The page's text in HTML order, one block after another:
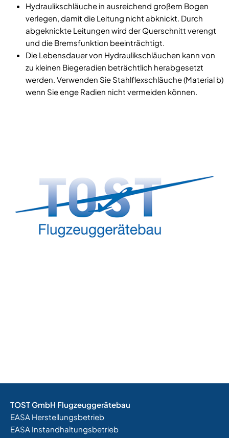
Hydraulikschläuche in ausreichend großem Bogen
verlegen, damit die Leitung nicht abknickt. Durch
abgeknickte Leitungen wird der Querschnitt verengt
und die Bremsfunktion beeinträchtigt.
Die Lebensdauer von Hydraulikschläuchen kann von
zu kleinen Biegeradien beträchtlich herabgesetzt
werden. Verwenden Sie Stahlflexschläuche (Material b)
wenn Sie enge Radien nicht vermeiden können.
TOST GmbH Flugzeuggerätebau
EASA Herstellungsbetrieb
EASA Instandhaltungsbetrieb